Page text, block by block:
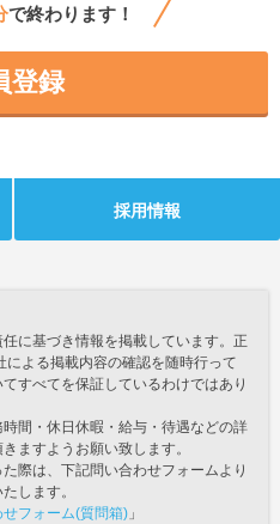
で終わります！
登録
採用情報
に基づき情報を掲載しています。正
よる掲載内容の確認を随時行って
すべてを保証しているわけではあり
間・休日休暇・給与・待遇などの詳
ますようお願い致します。
際は、下記問い合わせフォームより
します。
フォーム(質問箱) 」